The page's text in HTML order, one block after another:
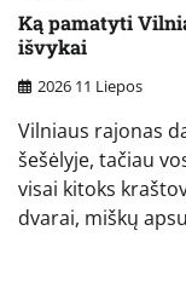
Ką pamatyti
išvykai
2026 11 Liepos
Vilniaus rajonas
šešėlyje, tačiau
visai kitoks
dvarai, miškų